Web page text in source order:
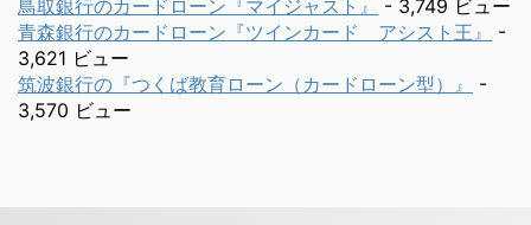
鳥取銀行のカードローン『マイジャスト』
- 3,749 ビュー
青森銀行のカードローン『ツインカード アシスト王』
-
3,621 ビュー
筑波銀行の『つくば教育ローン（カードローン型）』
-
3,570 ビュー